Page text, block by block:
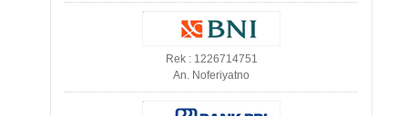
Rek : 1226714751
An. Noferiyatno